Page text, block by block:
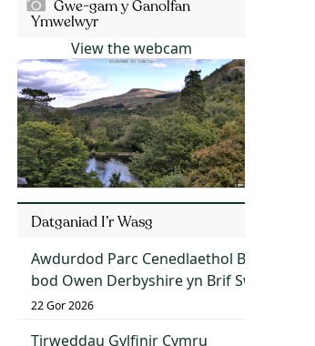
Gwe-gam y Ganolfan
Ymwelwyr
View the webcam
Datganiad I’r Wasg
Awdurdod Parc Cenedlaethol Bannau
bod Owen Derbyshire yn Brif Swyddog
22 Gor 2026
Tirweddau Gylfinir Cymru